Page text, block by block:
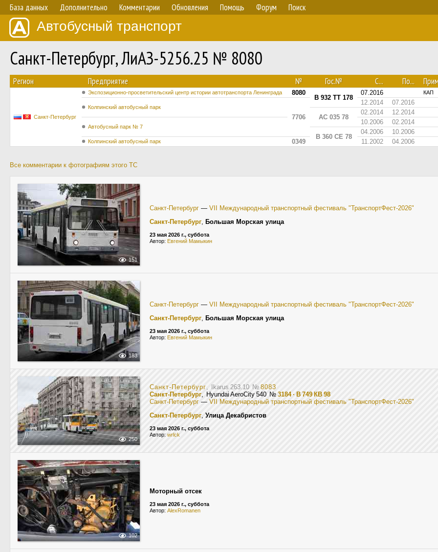
База данных Дополнительно Комментарии Обновления Помощь Форум Поиск
Автобусный транспорт
Санкт-Петербург, ЛиАЗ-5256.25 № 8080
Регион Предприятие № Гос.№ С... По...
Санкт-Петербург
Экспозиционно-просветительский центр истории автотранспорта Ленинграда 8080
В 932 ТТ 178
07.2016 КАП
Колпинский автобусный парк
7706
12.2014
07.2016
АС 035 78
02.2014 12.2014
Автобусный парк № 7
10.2006
02.2014
В 360 СЕ 78
04.2006 10.2006
Колпинский автобусный парк 0349 11.2002 04.2006
Все комментарии к фотографиям этого ТС
151
Санкт-Петербург — VII Международный транспортный фестиваль "ТранспортФест-2026"
Санкт-Петербург, Большая Морская улица
23 мая 2026 г., суббота
Автор: Евгений Мамыкин
183
Санкт-Петербург — VII Международный транспортный фестиваль "ТранспортФест-2026"
Санкт-Петербург, Большая Морская улица
23 мая 2026 г., суббота
Автор: Евгений Мамыкин
250
Санкт-Петербург, Ikarus 263.10 № 8083
Санкт-Петербург, Hyundai AeroCity 540 № 3184 · В 749 КВ 98
Санкт-Петербург — VII Международный транспортный фестиваль "ТранспортФест-2026"
Санкт-Петербург, Улица Декабристов
23 мая 2026 г., суббота
Автор: wrlck
102
Моторный отсек
23 мая 2026 г., суббота
Автор: AlexRomanen